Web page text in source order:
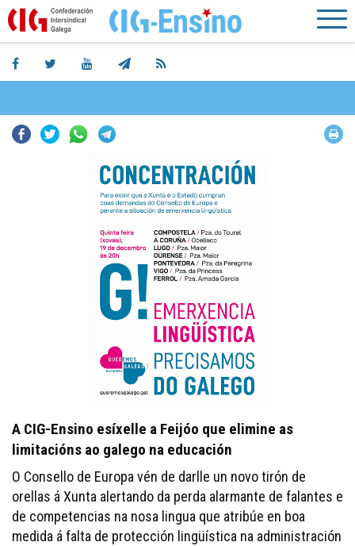
Facebook
TwitterWhatsapp
A CIG-Ensino esíxelle a Feijóo que elimine as
limitacións ao galego na educación
O Consello de Europa vén de darlle un novo tirón de
orellas á Xunta alertando da perda alarmante de falantes e
de competencias na nosa lingua que atribúe en boa
medida á falta de protección lingüística na administración